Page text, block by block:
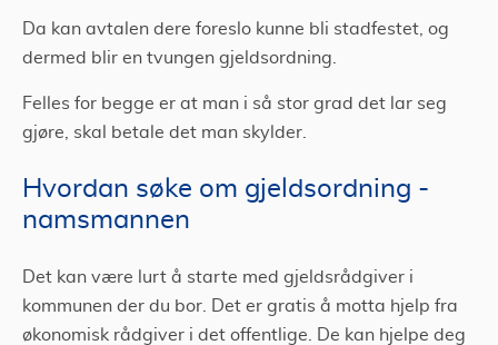
Da kan avtalen dere foreslo kunne bli stadfestet, og
dermed blir en tvungen gjeldsordning.
Felles for begge er at man i så stor grad det lar seg
gjøre, skal betale det man skylder.
Hvordan søke om gjeldsordning -
namsmannen
Det kan være lurt å starte med gjeldsrådgiver i
kommunen der du bor. Det er gratis å motta hjelp fra
økonomisk rådgiver i det offentlige. De kan hjelpe deg